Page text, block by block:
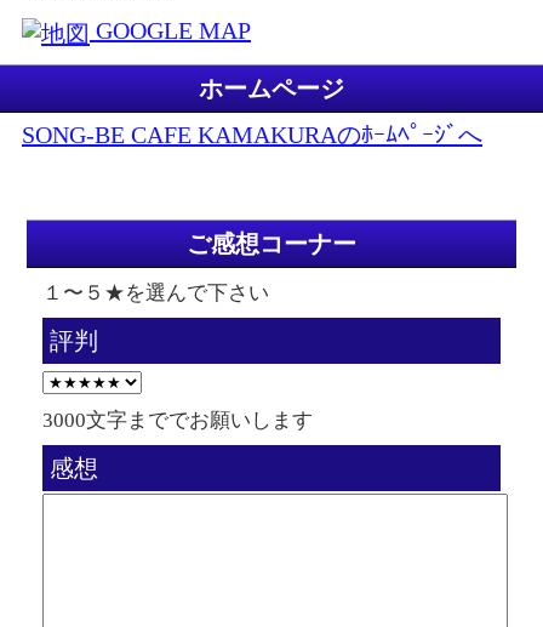
GOOGLE MAP
ホームページ
SONG-BE CAFE KAMAKURAのﾎｰﾑﾍﾟｰｼﾞへ
ご感想コーナー
１〜５★を選んで下さい
評判
3000文字まででお願いします
感想